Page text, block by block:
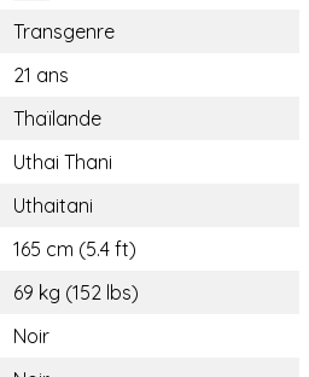
Transgenre
21 ans
Thaïlande
Uthai Thani
Uthaitani
165 cm (5.4 ft)
69 kg (152 lbs)
Noir